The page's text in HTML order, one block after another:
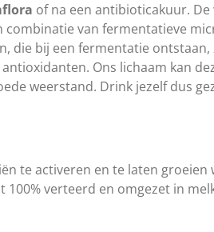
of na een antibioticakuur. De
combinatie van fermentatieve
die bij een fermentatie
Ons lichaam kan
weerstand. Drink jezelf dus
te activeren en te laten groeien
100% verteerd en omgezet in